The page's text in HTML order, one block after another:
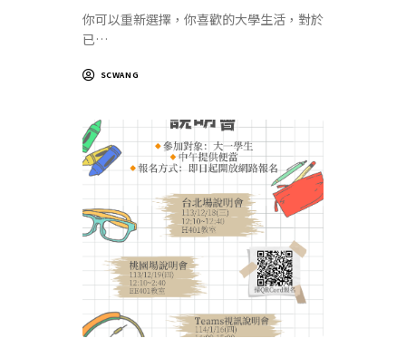
你可以重新選擇，你喜歡的大學生活，對於
已…
SCWANG